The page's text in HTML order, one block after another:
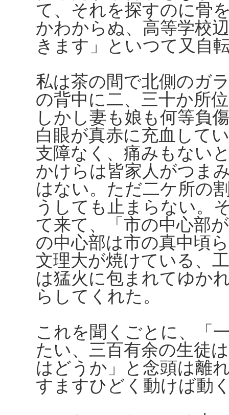
て、それを探すのに骨
かわからぬ、高等学校
きます」といつて又自
私は茶の間で北側のガ
の背中に二、三十か所
しかし妻も娘も何等負
白眼が真赤に充血して
支障なく、痛みもない
かけらは皆家人がつま
はない。ただ二ケ所の
うしても止まらない。
て来て、「市の中心部
の中心部は市の真中頃
文理大が焼けている、
は猛火に包まれてゆか
らしてくれた。
これを聞くごとに、「
たい、三百有余の生徒
はどうか」と念頭は離
すますひどく動けば動